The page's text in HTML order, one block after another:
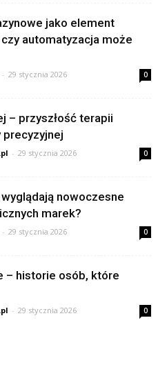
jako element
automatyzacja może
- 29 stycznia 2026 0
– przyszłość terapii
precyzyjnej
- 29 stycznia 2026 0
nowoczesne
marek?
- 29 stycznia 2026 0
– historie osób, które
- 29 stycznia 2026 0